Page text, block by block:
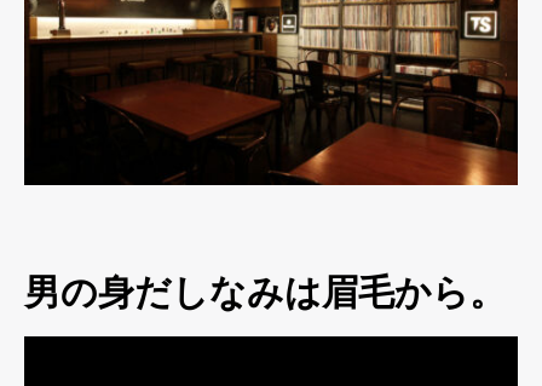
男の身だしなみは眉毛から。